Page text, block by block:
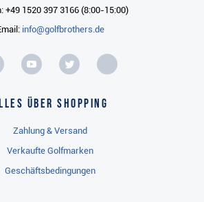
+49 1520 397 3166 (8:00-15:00)
info@golfbrothers.de
über Shopping
Zahlung & Versand
Verkaufte Golfmarken
Geschäftsbedingungen